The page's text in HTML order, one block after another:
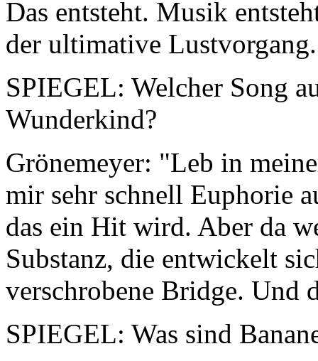
Das entsteht. Musik
der ultimative Lustvorgang.
SPIEGEL: Welcher Song
Wunderkind?
Grönemeyer: "Leb in
mir sehr schnell Euphorie
das ein Hit wird. Aber da
Substanz, die entwickelt
verschrobene Bridge. Und
SPIEGEL: Was sind